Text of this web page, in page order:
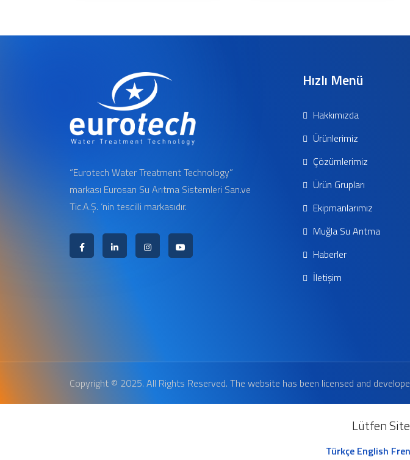
“Eurotech Water Treatment Technology”
markası Eurosan Su Arıtma Sistemleri San.ve
Tic.A.Ş. ‘nin tescilli markasıdır.
Hızlı Menü
Hakkımızda
Ürünlerimiz
Çözümlerimiz
Ürün Grupları
Ekipmanlarımız
Muğla Su Arıtma
Haberler
İletişim
Copyright © 2025. All Rights Reserved. The website has been licensed and
Lütfen
Türkçe English